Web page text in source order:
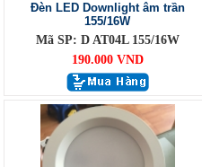
Đèn LED Downlight âm trần
155/16W
Mã SP: D AT04L 155/16W
190.000 VND